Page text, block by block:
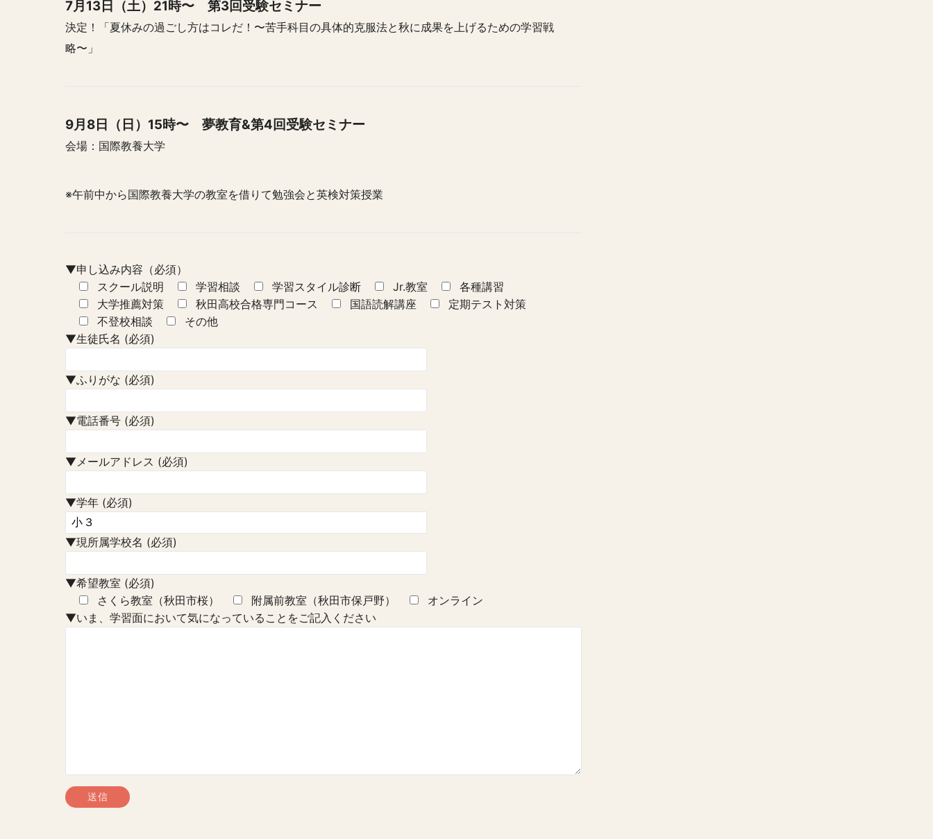
7月13日（土）21時〜 第3回受験セミナー
決定！「夏休みの過ごし方はコレだ！〜苦手科目の具体的克服法と秋に成果を上げるための学習戦
略〜」
9月8日（日）15時〜 夢教育&第4回受験セミナー
会場：国際教養大学
※午前中から国際教養大学の教室を借りて勉強会と英検対策授業
▼申し込み内容（必須）
スクール説明
学習相談 学習スタイル診断 Jr.教室
各種講習
大学推薦対策
秋田高校合格専門コース 国語読解講座
定期テスト対策
不登校相談
その他
▼生徒氏名 (必須)
▼ふりがな (必須)
▼電話番号 (必須)
▼メールアドレス (必須)
▼学年 (必須)
▼現所属学校名 (必須)
▼希望教室 (必須)
さくら教室（秋田市桜）
附属前教室（秋田市保戸野）
オンライン
▼いま、学習面において気になっていることをご記入ください